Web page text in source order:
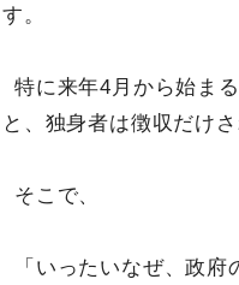
す。
特に来年4月から始ま
と、独身者は徴収だけ
そこで、
「いったいなぜ、政